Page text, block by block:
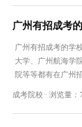
广州有招成考
广州有招成考的学
大学、广州航海学
院等等都有在广州
成考院校 · 浏览量